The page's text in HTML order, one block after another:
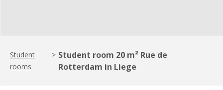
Student
rooms
> Student room 20 m² Rue de
Rotterdam in Liege